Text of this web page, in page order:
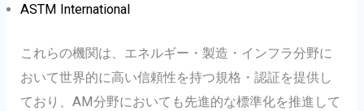
ASTM International
これらの機関は、エネルギー・製造・インフラ分野に
おいて世界的に高い信頼性を持つ規格・認証を提供し
ており、AM分野においても先進的な標準化を推進して